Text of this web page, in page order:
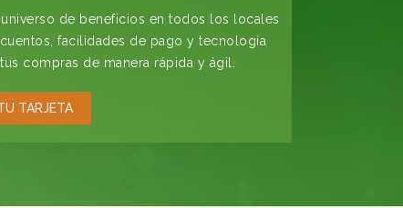
de beneficios en todos los locales
facilidades de pago y tecnología
compras de manera rápida y ágil.
TARJETA